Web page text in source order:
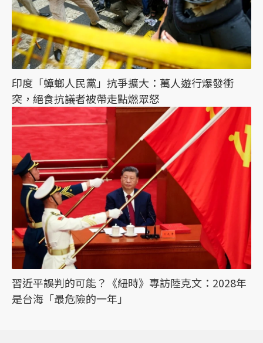
印度「蟑螂人民黨」抗爭擴大：萬人遊行爆發衝
突，絕食抗議者被帶走點燃眾怒
習近平誤判的可能？《紐時》專訪陸克文：2028年
是台海「最危險的一年」